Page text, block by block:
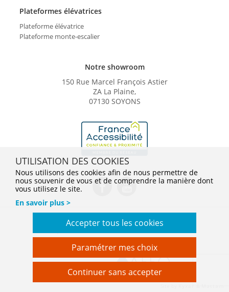
Notre showroom
150 Rue Marcel François Astier
ZA La Plaine,
07130 SOYONS
Plateformes élévatrices
Plateforme élévatrice
Plateforme monte-escalier
Conditions Générales de Vente
Mentions légales
Politique de confidentialité
En savoir plus
Nos tarifs
Filiale du groupe
webdesign > creation web > developpement > SEO
Communique et commercialise
UTILISATION DES COOKIES
Nous utilisons des cookies afin de nous permettre de
nous souvenir de vous et de comprendre la manière dont
vous utilisez le site.
En savoir plus >
Accepter tous les cookies
Paramétrer mes choix
Continuer sans accepter